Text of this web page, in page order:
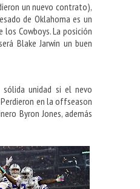
un nuevo contrato),
de Oklahoma es un
Cowboys. La posición
Blake Jarwin un buen
unidad si el nevo
en la offseason
Byron Jones, además